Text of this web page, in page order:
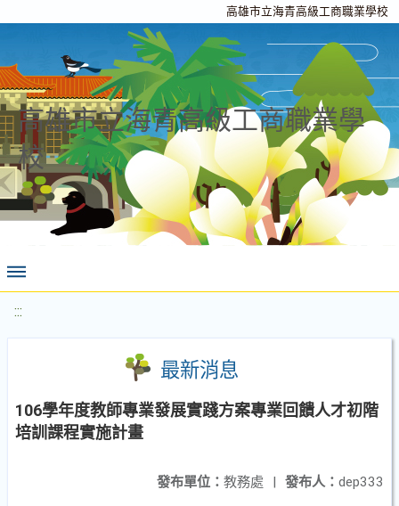
高雄市立海青高級工商職業學校
高雄市立海青高級工商職業學
校
:::
最新消息
106學年度教師專業發展實踐方案專業回饋人才初階
培訓課程實施計畫
發布人： dep333
發布單位： 教務處 |